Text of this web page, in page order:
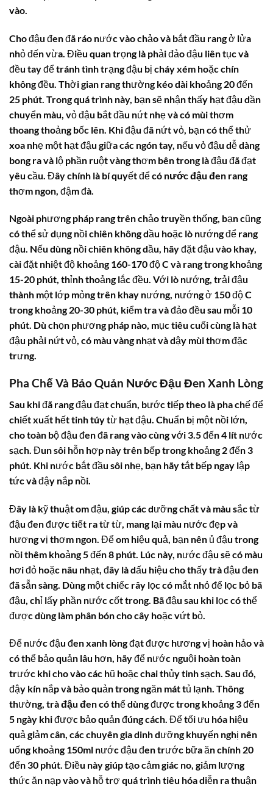
vào.
Cho đậu đen đã ráo nước vào chảo và bắt đầu rang ở lửa
nhỏ đến vừa. Điều quan trọng là phải đảo đậu liên tục và
đều tay để tránh tình trạng đậu bị cháy xém hoặc chín
không đều. Thời gian rang thường kéo dài khoảng 20 đến
25 phút. Trong quá trình này, bạn sẽ nhận thấy hạt đậu dần
chuyển màu, vỏ đậu bắt đầu nứt nhẹ và có mùi thơm
thoang thoảng bốc lên. Khi đậu đã nứt vỏ, bạn có thể thử
xoa nhẹ một hạt đậu giữa các ngón tay, nếu vỏ đậu dễ dàng
bong ra và lộ phần ruột vàng thơm bên trong là đậu đã đạt
yêu cầu. Đây chính là bí quyết để có nước đậu đen rang
thơm ngon, đậm đà.
Ngoài phương pháp rang trên chảo truyền thống, bạn cũng
có thể sử dụng nồi chiên không dầu hoặc lò nướng để rang
đậu. Nếu dùng nồi chiên không dầu, hãy đặt đậu vào khay,
cài đặt nhiệt độ khoảng 160-170 độ C và rang trong khoảng
15-20 phút, thỉnh thoảng lắc đều. Với lò nướng, trải đậu
thành một lớp mỏng trên khay nướng, nướng ở 150 độ C
trong khoảng 20-30 phút, kiểm tra và đảo đều sau mỗi 10
phút. Dù chọn phương pháp nào, mục tiêu cuối cùng là hạt
đậu phải nứt vỏ, có màu vàng nhạt và dậy mùi thơm đặc
trưng.
Pha Chế Và Bảo Quản Nước Đậu Đen Xanh Lòng
Sau khi đã rang đậu đạt chuẩn, bước tiếp theo là pha chế để
chiết xuất hết tinh túy từ hạt đậu. Chuẩn bị một nồi lớn,
cho toàn bộ đậu đen đã rang vào cùng với 3.5 đến 4 lít nước
sạch. Đun sôi hỗn hợp này trên bếp trong khoảng 2 đến 3
phút. Khi nước bắt đầu sôi nhẹ, bạn hãy tắt bếp ngay lập
tức và đậy nắp nồi.
Đây là kỹ thuật om đậu, giúp các dưỡng chất và màu sắc từ
đậu đen được tiết ra từ từ, mang lại màu nước đẹp và
hương vị thơm ngon. Để om hiệu quả, bạn nên ủ đậu trong
nồi thêm khoảng 5 đến 8 phút. Lúc này, nước đậu sẽ có màu
hơi đỏ hoặc nâu nhạt, đây là dấu hiệu cho thấy trà đậu đen
đã sẵn sàng. Dùng một chiếc rây lọc có mắt nhỏ để lọc bỏ bã
đậu, chỉ lấy phần nước cốt trong. Bã đậu sau khi lọc có thể
được dùng làm phân bón cho cây hoặc vứt bỏ.
Để nước đậu đen xanh lòng đạt được hương vị hoàn hảo và
có thể bảo quản lâu hơn, hãy để nước nguội hoàn toàn
trước khi cho vào các hũ hoặc chai thủy tinh sạch. Sau đó,
đậy kín nắp và bảo quản trong ngăn mát tủ lạnh. Thông
thường, trà đậu đencó thể dùng được trong khoảng 3 đến
5 ngày khi được bảo quản đúng cách. Để tối ưu hóa hiệu
quả giảm cân, các chuyên gia dinh dưỡng khuyến nghị nên
uống khoảng 150ml nước đậu đen trước bữa ăn chính 20
đến 30 phút. Điều này giúp tạo cảm giác no, giảm lượng
thức ăn nạp vào và hỗ trợ quá trình tiêu hóa diễn ra thuận